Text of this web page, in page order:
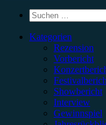
Suchen
nach:
Kategorien
Rezension
Vorbericht
Showbericht
Interview
Gewinnspiel